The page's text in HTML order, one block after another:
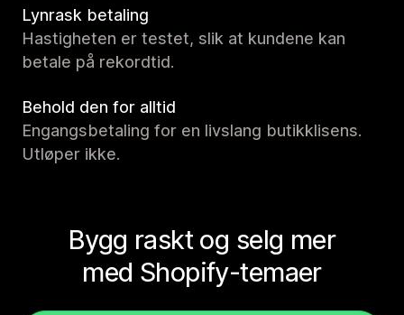
Lynrask betaling
Hastigheten er testet, slik at kundene kan
betale på rekordtid.
Behold den for alltid
Engangsbetaling for en livslang butikklisens.
Utløper ikke.
Bygg raskt og selg mer
med Shopify-temaer